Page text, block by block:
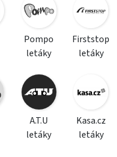
Pompo
letáky
Firststop
letáky
A.T.U
letáky
Kasa.cz
letáky